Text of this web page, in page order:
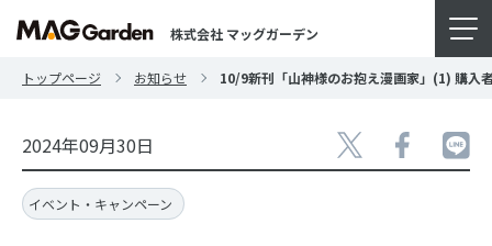
株式会社 マッグガーデン
トップページ お知らせ 10/9新刊「山神様のお抱え漫画家」(1) 購入
2024年09月30日
イベント・キャンペーン